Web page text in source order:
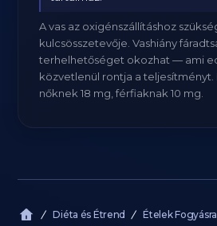
A vas az oxigénszállításhoz
kulcsösszetevője. Vashiány
terhelhetőséget okozhat — ami
közvetlenül rontja a
nőknek 18 mg, férfiaknak 10 mg.
Diéta és Étrend Ételek Fogyásra